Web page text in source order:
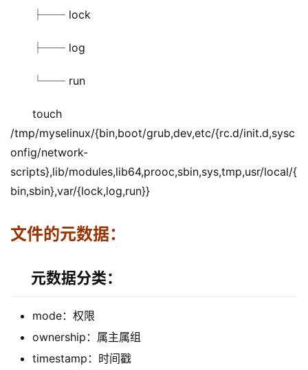
├── lock
├── log
└── run
touch
/tmp/myselinux/{bin,boot/grub,dev,etc/{rc.d/init.d,sysc
onfig/network-
scripts},lib/modules,lib64,prooc,sbin,sys,tmp,usr/local/{
bin,sbin},var/{lock,log,run}}
文件的元数据：
元数据分类：
mode：权限
ownership：属主属组
timestamp：时间戳